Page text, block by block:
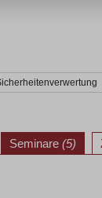
Seminare (5)